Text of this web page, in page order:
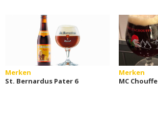
Merken
St. Bernardus Pater 6
Merken
MC Chouffe